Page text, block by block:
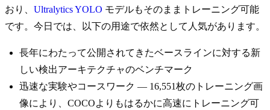
おり、 Ultralytics YOLO モデルもそのままトレーニング可能
です。今日では、以下の用途で依然として人気があります。
長年にわたって公開されてきたベースラインに対する新
しい検出アーキテクチャのベンチマーク
迅速な実験やコースワーク — 16,551枚のトレーニング画
像により、COCOよりもはるかに高速にトレーニング可